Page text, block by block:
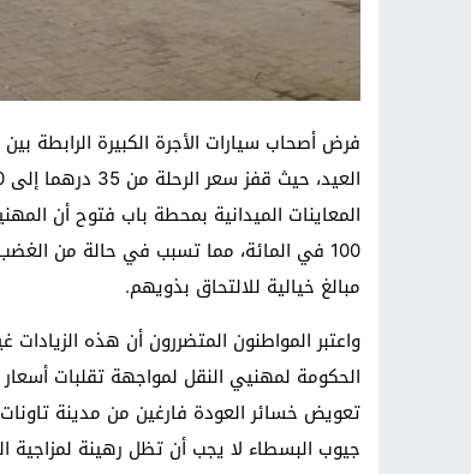
فرض أصحاب سيارات الأجرة الكبيرة الرابطة
المعاينات الميدانية بمحطة باب فتوح أن
100 في المائة، مما تسبب في حالة من
مبالغ خيالية للالتحاق بذويهم.
واعتبر المواطنون المتضررون أن هذه
الحكومة لمهنيي النقل لمواجهة تقلبات أسعار
تعويض خسائر العودة فارغين من مدينة
جيوب البسطاء لا يجب أن تظل رهينة لمزاجية